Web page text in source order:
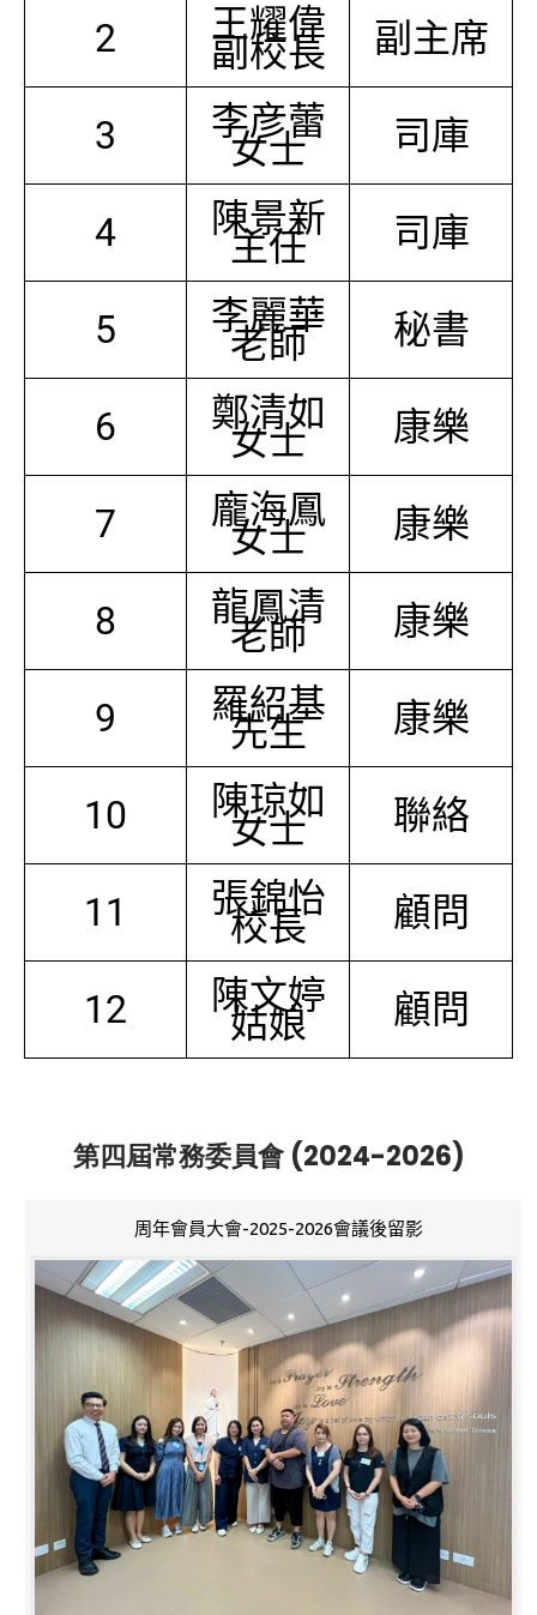
2 王耀偉
副校長 副主席
3 李彦蕾
女士 司庫
4 陳景新
主任 司庫
5 李麗華
老師 秘書
6 鄭清如
女士 康樂
7 龐海鳳
女士 康樂
8 龍鳳清
老師 康樂
9 羅紹基
先生 康樂
10 陳琼如
女士 聯絡
11 張錦怡
校長 顧問
12 陳文婷
姑娘 顧問
第四屆常務委員會 (2024-2026)
周年會員大會-2025-2026會議後留影